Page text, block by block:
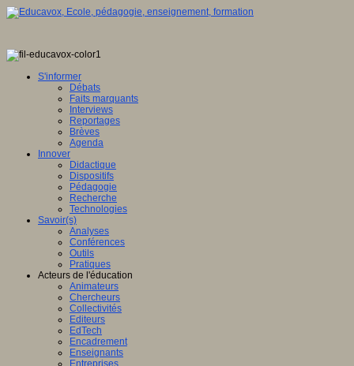
S'informer
Débats
Faits marquants
Interviews
Reportages
Brèves
Agenda
Innover
Didactique
Dispositifs
Pédagogie
Recherche
Technologies
Savoir(s)
Analyses
Conférences
Outils
Pratiques
Acteurs de l'éducation
Animateurs
Chercheurs
Collectivités
Editeurs
EdTech
Encadrement
Enseignants
Entreprises